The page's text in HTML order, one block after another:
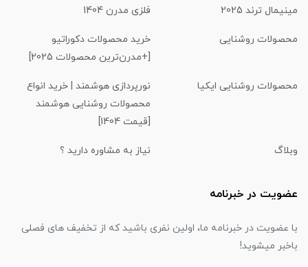
مینیمال ترند 2025
فلزی مدرن 1404
محصولات روشنایی
خرید محصولات دکوراتیو
[+مدرن‌ترین محصولات 2025]
محصولات روشنایی ایکیا
نورپردازی هوشمند | خرید انواع
محصولات روشنایی هوشمند
[قیمت 1404]
وبلاگ نیاز به مشاوره دارید ؟
عضویت در خبرنامه
با عضویت در خبرنامه ما، اولین نفری باشید که از تخفیف های فصلی
باخبر میشوید!